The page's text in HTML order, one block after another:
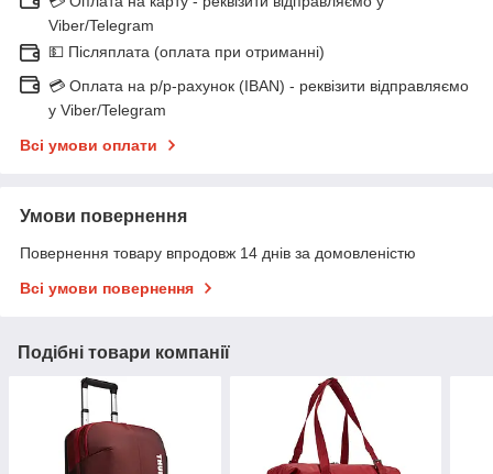
Viber/Telegram
💵 Післяплата (оплата при отриманні)
💳 Оплата на р/р-рахунок (IBAN) - реквізити відправляємо
у Viber/Telegram
Всі умови оплати
Умови повернення
Повернення товару впродовж 14 днів за домовленістю
Всі умови повернення
Подібні товари компанії